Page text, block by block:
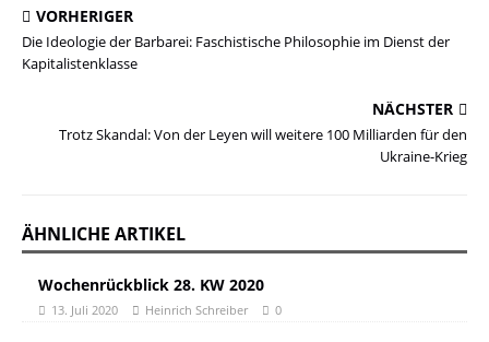
VORHERIGER
Die Ideologie der Barbarei: Faschistische Philosophie im Dienst der
Kapitalistenklasse
NÄCHSTER
Trotz Skandal: Von der Leyen will weitere 100 Milliarden für den
Ukraine-Krieg
ÄHNLICHE ARTIKEL
Wochenrückblick 28. KW 2020
13. Juli 2020 Heinrich Schreiber 0